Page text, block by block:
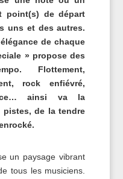
point(s) de départ
uns et des autres.
de chaque
» propose des
Flottement,
rock enfiévré,
ainsi va la
de la tendre
un paysage vibrant
tous les musiciens.